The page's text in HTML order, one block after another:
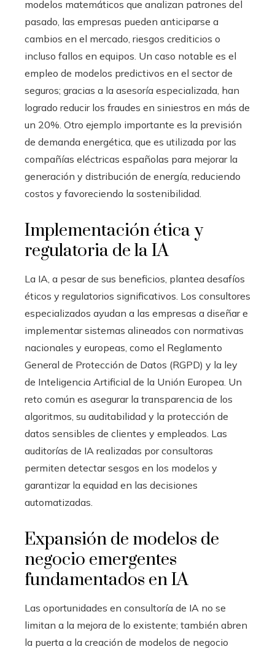
modelos matemáticos que analizan patrones del
pasado, las empresas pueden anticiparse a
cambios en el mercado, riesgos crediticios o
incluso fallos en equipos. Un caso notable es el
empleo de modelos predictivos en el sector de
seguros; gracias a la asesoría especializada, han
logrado reducir los fraudes en siniestros en más de
un 20%. Otro ejemplo importante es la previsión
de demanda energética, que es utilizada por las
compañías eléctricas españolas para mejorar la
generación y distribución de energía, reduciendo
costos y favoreciendo la sostenibilidad.
Implementación ética y
regulatoria de la IA
La IA, a pesar de sus beneficios, plantea desafíos
éticos y regulatorios significativos. Los consultores
especializados ayudan a las empresas a diseñar e
implementar sistemas alineados con normativas
nacionales y europeas, como el Reglamento
General de Protección de Datos (RGPD) y la ley
de Inteligencia Artificial de la Unión Europea. Un
reto común es asegurar la transparencia de los
algoritmos, su auditabilidad y la protección de
datos sensibles de clientes y empleados. Las
auditorías de IA realizadas por consultoras
permiten detectar sesgos en los modelos y
garantizar la equidad en las decisiones
automatizadas.
Expansión de modelos de
negocio emergentes
fundamentados en IA
Las oportunidades en consultoría de IA no se
limitan a la mejora de lo existente; también abren
la puerta a la creación de modelos de negocio